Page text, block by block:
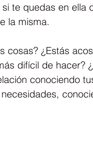
te quedas en ella
la misma.
cosas? ¿Estás
difícil de hacer?
conociendo